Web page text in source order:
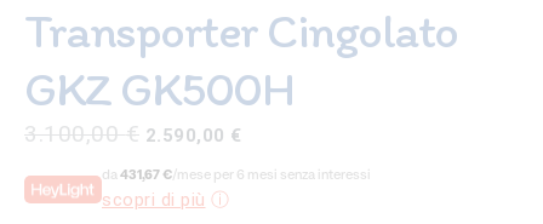
Transporter Cingolato
GKZ GK500H
3.100,00€ Il
originale
era:
2.590,00 €
attuale
da431,67 €/mese per 6 mesi senza interessi
scopri di più